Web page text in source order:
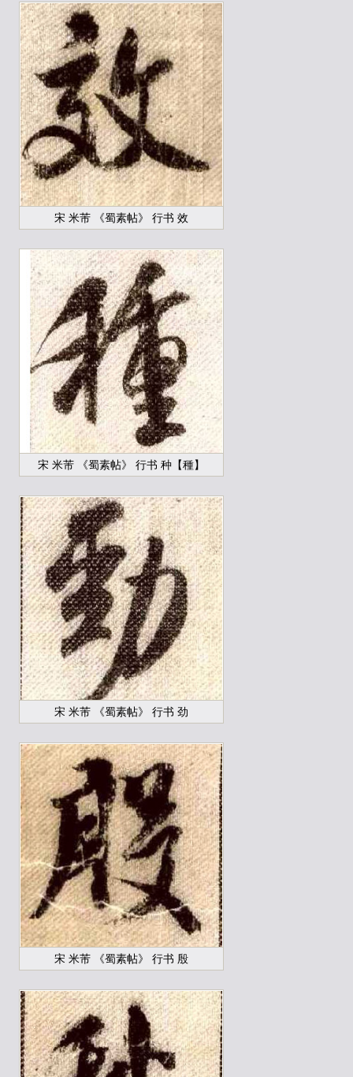
宋 米芾 《蜀素帖》 行书 效
宋 米芾 《蜀素帖》 行书 种【種】
宋 米芾 《蜀素帖》 行书 劲
宋 米芾 《蜀素帖》 行书 殷